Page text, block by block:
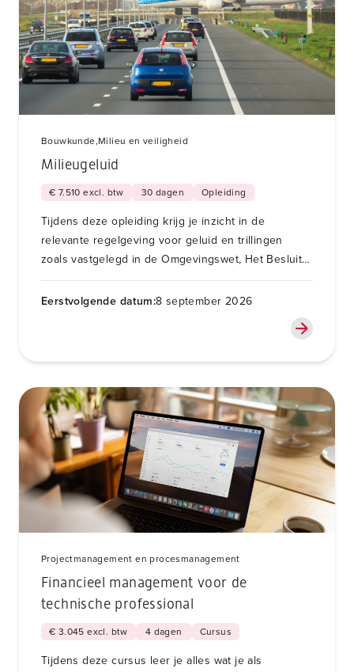
Bouwkunde,Milieu en veiligheid
Milieugeluid
€ 7.510 excl. btw 30 dagen Opleiding
Tijdens deze opleiding krijg je inzicht in de
relevante regelgeving voor geluid en trillingen
zoals vastgelegd in de Omgevingswet, Het Besluit
Bouwwerken Leefomgeving en NEN normen.
Eerstvolgende datum:8 september 2026
Projectmanagement en procesmanagement
Financieel management voor de
technische professional
€ 3.045 excl. btw 4 dagen Cursus
Tijdens deze cursus leer je alles wat je als